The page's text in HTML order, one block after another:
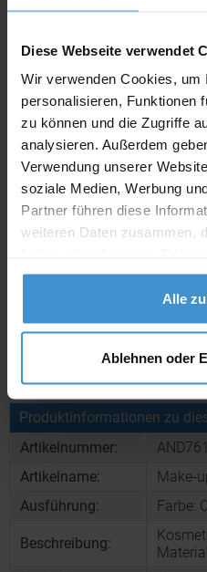
Diese Webseite verwendet
Wir verwenden Cookies, um
personalisieren, Funktionen
zu können und die Zugriffe
analysieren. Außerdem
Verwendung unserer
soziale Medien, Werbung
Partner führen diese
weiteren Daten zusammen,
gesammelt haben.
Alle
Ablehnen oder
Individuelle
Lieferzeiten
Artikel mit Werbeanbringung:
Muster mit Ihrer
Werbeanbringung zur Freigabe
der Produktion:
Artikel ohne Werbeanbringung:
Muster
Produktinformationen zu
Artikelnummer:
Artikelname:
Make-
Ausführung:
Farbe:
Beschreibung: